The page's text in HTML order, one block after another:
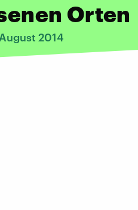
Orten
2014